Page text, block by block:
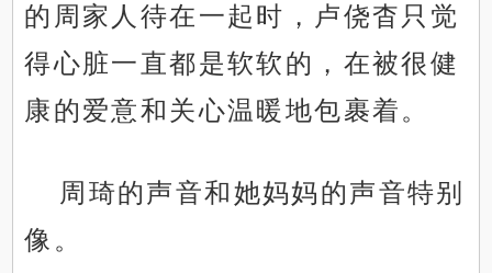
的周家人待在一起时，卢侥杳只觉
得心脏一直都是软软的，在被很健
康的爱意和关心温暖地包裹着。
周琦的声音和她妈妈的声音特别
像。